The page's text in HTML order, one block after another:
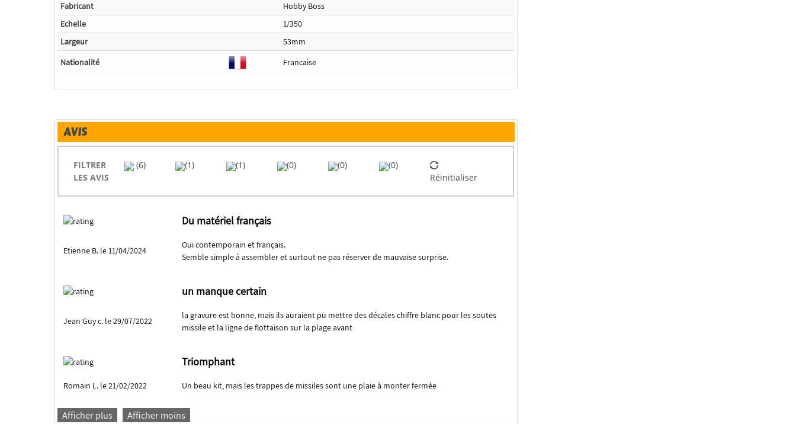
Fabricant
Hobby Boss
Echelle
1/350
Largeur
53mm
Nationalité
Francaise
AVIS
FILTRER
LES AVIS
(6) (1) (1) (0) (0)
(0)
Réinitialiser
Du matériel français
Etienne B. le 11/04/2024
Oui contemporain et français.
Semble simple à assembler et surtout ne pas réserver de mauvaise surprise.
un manque certain
Jean Guy c. le 29/07/2022
la gravure est bonne, mais ils auraient pu mettre des décales chiffre blanc pour les soutes
missile et la ligne de flottaison sur la plage avant
Triomphant
Romain L. le 21/02/2022 Un beau kit, mais les trappes de missiles sont une plaie à monter fermée
Afficher plus Afficher moins